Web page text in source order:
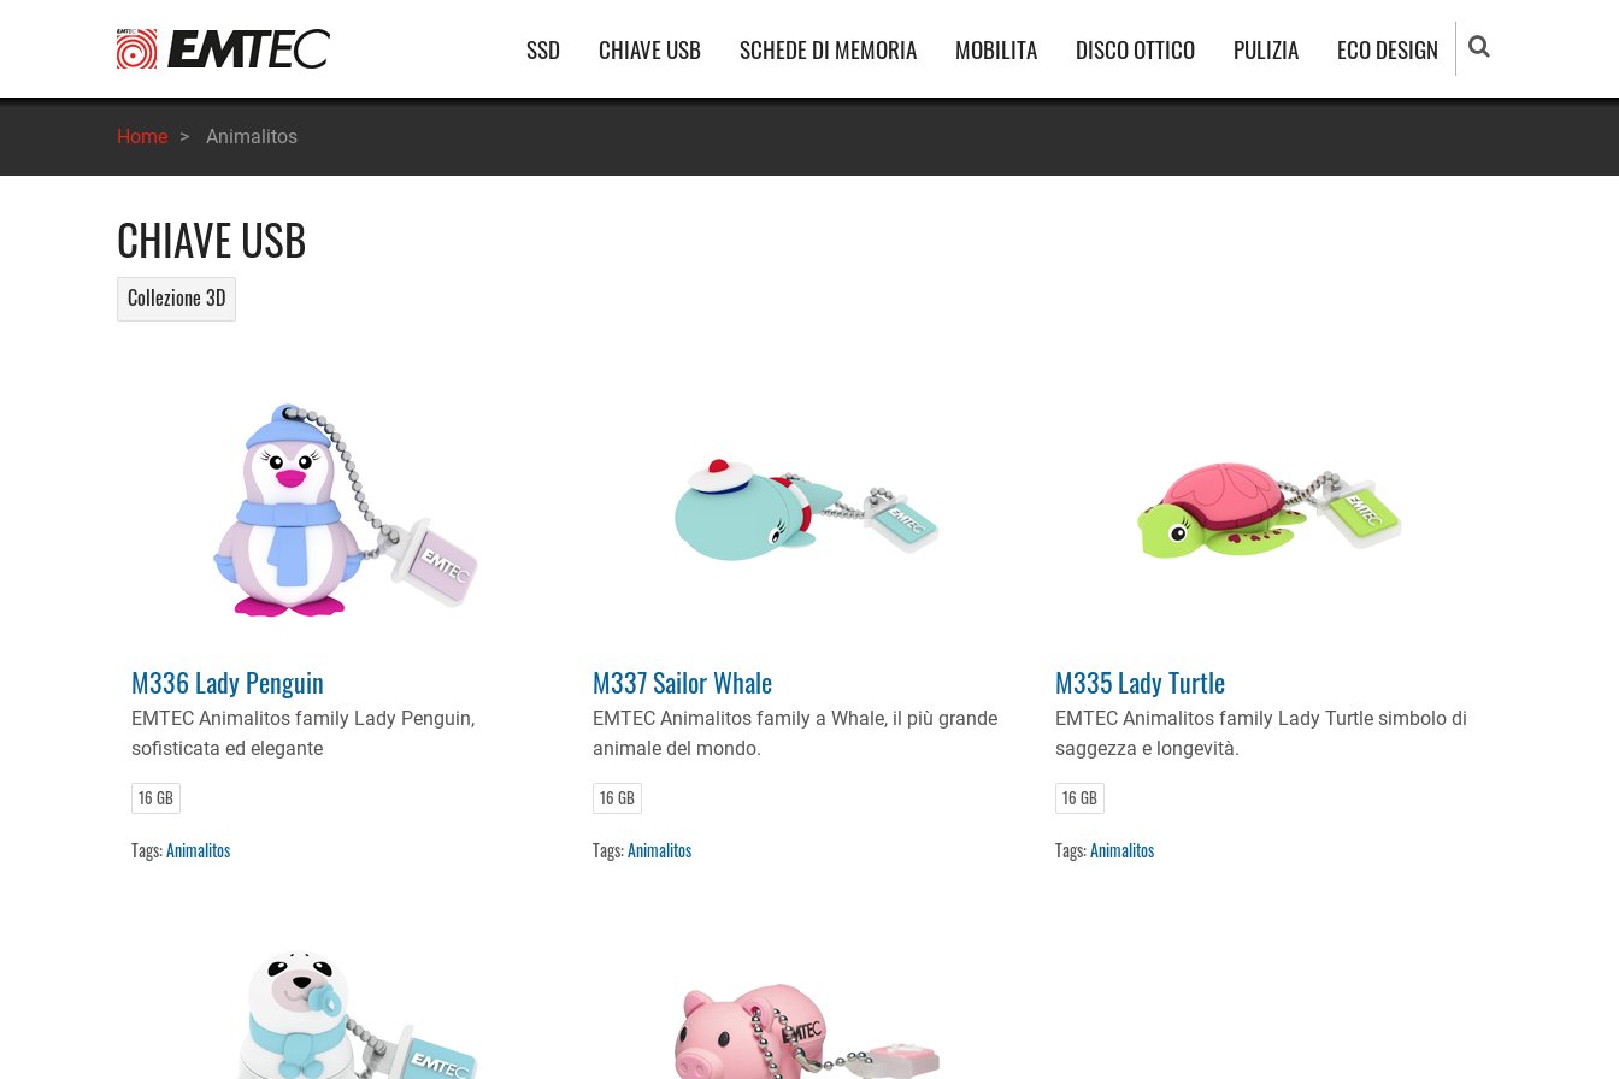
principale
Navigazione
principale
SSD CHIAVE USB SCHEDE DI MEMORIA MOBILITA DISCO OTTICO PULIZIA ECO DESIGN
Home > Animalitos
CHIAVE USB
Collezione 3D
M336 Lady Penguin
EMTEC Animalitos family Lady Penguin,
sofisticata ed elegante
16 GB
Tags:Animalitos
M337 Sailor Whale
EMTEC Animalitos family a Whale, il più grande
animale del mondo.
16 GB
Tags:Animalitos
M335 Lady Turtle
EMTEC Animalitos family Lady Turtle simbolo di
saggezza e longevità.
16 GB
Tags:Animalitos